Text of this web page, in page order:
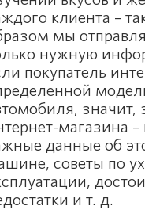
клиента –
мы
нужную
покупатель
значит,
магазина –
данные об
советы по
и т. д.